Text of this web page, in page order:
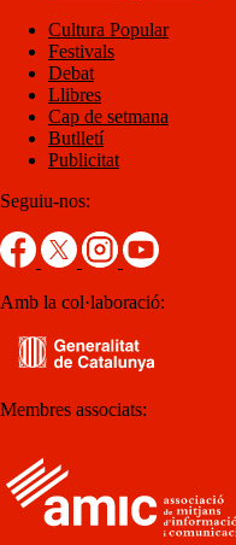
Cultura Popular
Festivals
Debat
Llibres
Cap de setmana
Butlletí
Publicitat
Seguiu-nos:
Amb la col·laboració:
Membres associats: